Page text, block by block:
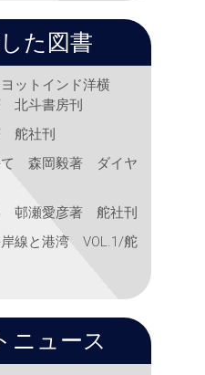
た図書
ットインド洋横
北斗書房刊
舵社刊
て 森岡毅著 ダイヤ
邨瀬愛彦著 舵社刊
線と港湾 VOL.1/舵
ニュース